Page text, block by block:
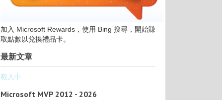
加入 Microsoft Rewards，使用 Bing 搜尋，開始賺
取點數以兌換禮品卡。
最新文章
載入中…
Microsoft MVP 2012 - 2026